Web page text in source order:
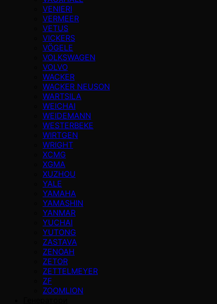
VENIERI
VERMEER
VETUS
VICKERS
VÖGELE
VOLKSWAGEN
VOLVO
WACKER
WACKER NEUSON
WARTSILA
WEICHAI
WEIDEMANN
WESTERBEKE
WIRTGEN
WRIGHT
XCMG
XGMA
XUZHOU
YALE
YAMAHA
YAMASHIN
YANMAR
YUCHAI
YUTONG
ZASTAVA
ZENOAH
ZETOR
ZETTELMEYER
ZF
ZOOMLION